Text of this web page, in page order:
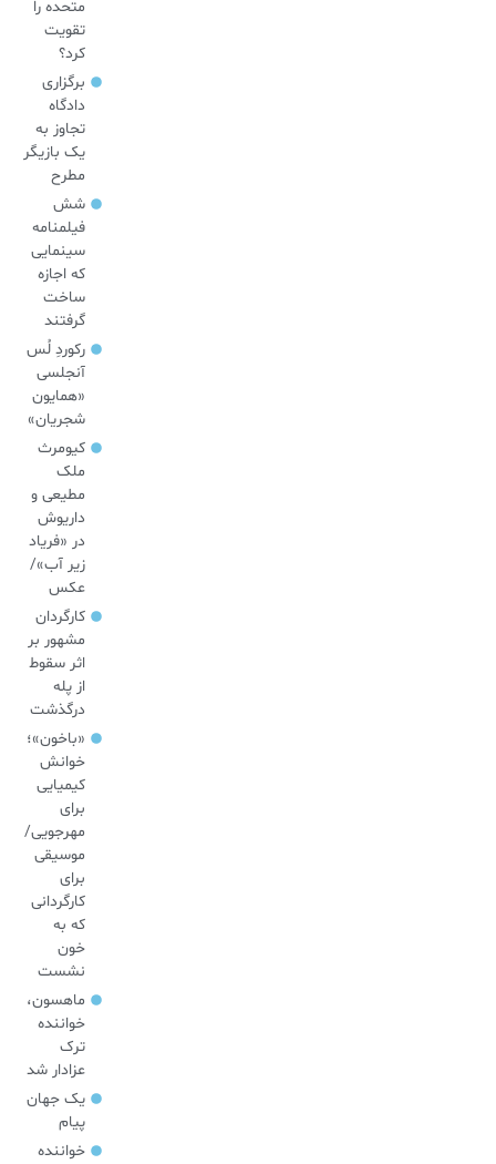
متحده را
تقویت
کرد؟
برگزاری
دادگاه
تجاوز به
یک بازیگر
مطرح
شش
فیلمنامه
سینمایی
که اجازه
ساخت
گرفتند
رکوردِ لُس
آنجلسی
«همایون
شجریان»
کیومرث
ملک
مطیعی و
داریوش
در «فریاد
زیر آب»/
عکس
کارگردان
مشهور بر
اثر سقوط
از پله
درگذشت
«باخون»‌؛
خوانش
کیمیایی
برای
مهرجویی/
موسیقی
برای
کارگردانی
که به
خون
نشست
ماهسون،
خواننده
ترک
عزادار شد
یک جهان
پیام
خواننده